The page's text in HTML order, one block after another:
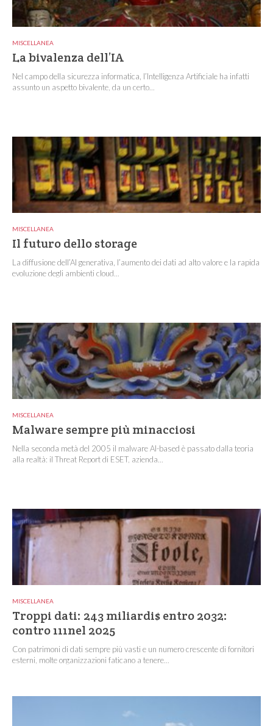
MISCELLANEA
La bivalenza dell’IA
Nel campo della sicurezza informatica, l’Intelligenza Artificiale ha infatti
assunto un aspetto bivalente, da un certo...
MISCELLANEA
Il futuro dello storage
La diffusione dell’AI generativa, l’aumento dei dati ad alto valore e la rapida
evoluzione degli ambienti cloud...
MISCELLANEA
Malware sempre più minacciosi
Nella seconda metà del 2005 il malware AI-based è passato dalla teoria
alla realtà: il Threat Report di ESET, azienda...
MISCELLANEA
Troppi dati: 243 miliardi$ entro 2032:
contro 111nel 2025
Con patrimoni di dati sempre più vasti e un numero crescente di fornitori
esterni, molte organizzazioni faticano a tenere...